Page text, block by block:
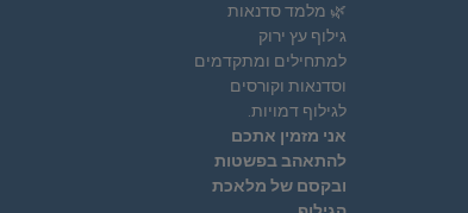
🌿 מלמד סדנאות
גילוף עץ ירוק
למתחילים ומתקדמים
וסדנאות וקורסים
לגילוף דמויות.
אני מזמין אתכם
להתאהב בפשטות
ובקסם של מלאכת